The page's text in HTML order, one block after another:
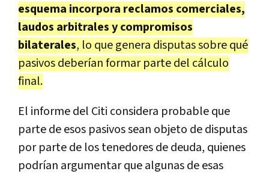
esquema incorpora reclamos comerciales,
laudos arbitrales y compromisos
bilaterales, lo que genera disputas sobre qué
pasivos deberían formar parte del cálculo
final.
El informe del Citi considera probable que
parte de esos pasivos sean objeto de disputas
por parte de los tenedores de deuda, quienes
podrían argumentar que algunas de esas